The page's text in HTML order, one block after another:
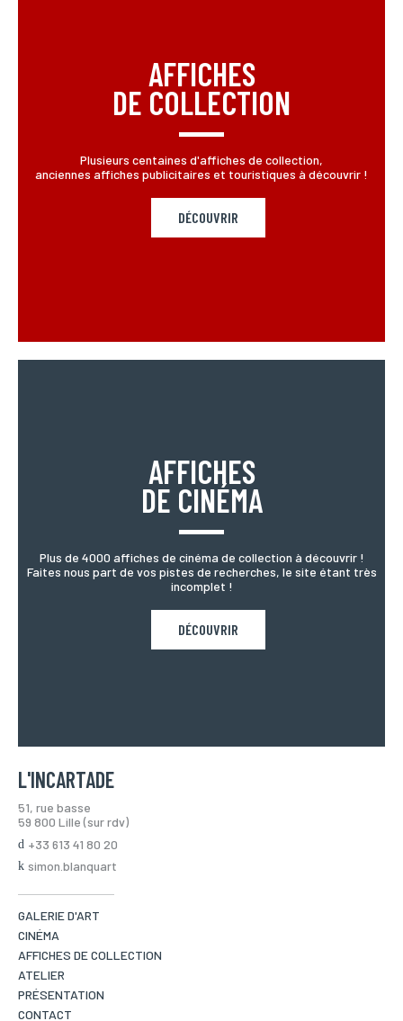
AFFICHES
DE COLLECTION
Plusieurs centaines d'affiches de collection,
anciennes affiches publicitaires et touristiques à découvrir !
DÉCOUVRIR
AFFICHES
DE CINÉMA
Plus de 4000 affiches de cinéma de collection à découvrir !
Faites nous part de vos pistes de recherches, le site étant très
incomplet !
DÉCOUVRIR
L'INCARTADE
51, rue basse
59 800 Lille (sur rdv)
+33 613 41 80 20
simon.blanquart
GALERIE D'ART
CINÉMA
AFFICHES DE COLLECTION
ATELIER
PRÉSENTATION
CONTACT